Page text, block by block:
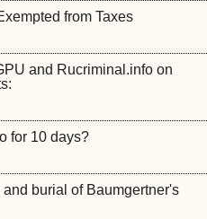
from Taxes
and Rucriminal.info on
for 10 days?
burial of Baumgertner's